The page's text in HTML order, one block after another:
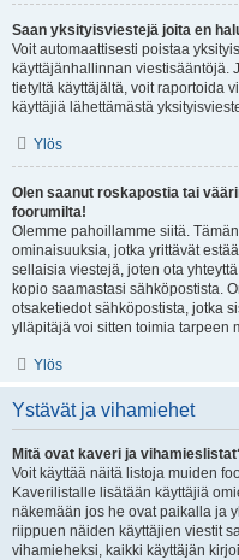
Saan yksityisviestejä joita en
Voit automaattisesti poistaa
käyttäjänhallinnan viestisääntöjä.
tietyltä käyttäjältä, voit raportoida
käyttäjiä lähettämästä
Ylös
Olen saanut roskapostia tai
foorumilta!
Olemme pahoillamme siitä.
ominaisuuksia, jotka yrittävät
sellaisia viestejä, joten ota
kopio saamastasi sähköpostista.
otsaketiedot sähköpostista, jotka
ylläpitäjä voi sitten toimia tarpeen
Ylös
Ystävät ja vihamiehet
Mitä ovat kaveri ja
Voit käyttää näitä listoja muiden
Kaverilistalle lisätään käyttäjiä
näkemään jos he ovat paikalla ja
riippuen näiden käyttäjien viestit
vihamieheksi, kaikki käyttäjän